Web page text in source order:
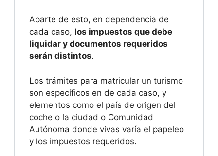
Aparte de esto, en dependencia de
cada caso, los impuestos que debe
liquidar y documentos requeridos
serán distintos.
Los trámites para matricular un turismo
son específicos en de cada caso, y
elementos como el país de origen del
coche o la ciudad o Comunidad
Autónoma donde vivas varía el papeleo
y los impuestos requeridos.